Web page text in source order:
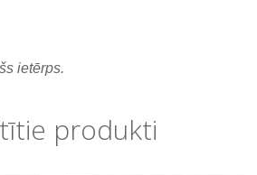
ietērps.
produkti